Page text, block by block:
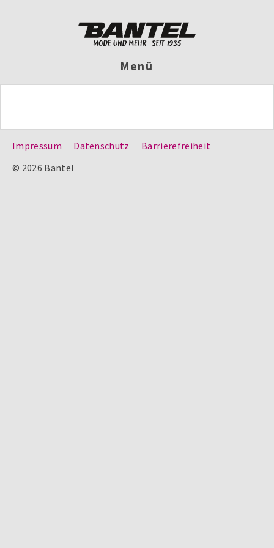
Menü
Impressum Datenschutz
Barrierefreiheit
© 2026 Bantel